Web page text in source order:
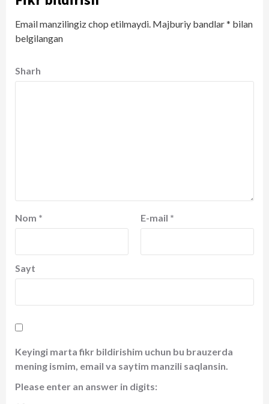
Email manzilingiz chop etilmaydi. Majburiy bandlar* bilan
belgilangan
Sharh
Nom * E-mail *
Sayt
Keyingi marta fikr bildirishim uchun bu brauzerda
mening ismim, email va saytim manzili saqlansin.
Please enter an answer in digits: